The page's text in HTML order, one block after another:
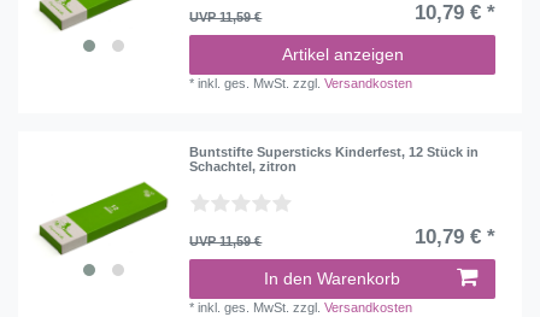
UVP 11,59 € 10,79 € *
Artikel anzeigen
*inkl. ges. MwSt. zzgl.Versandkosten
Buntstifte Supersticks Kinderfest, 12 Stück in
Schachtel, zitron
UVP 11,59 € 10,79 € *
In den Warenkorb
*inkl. ges. MwSt. zzgl.Versandkosten